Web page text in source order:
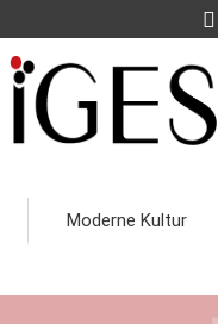
Moderne Kultur